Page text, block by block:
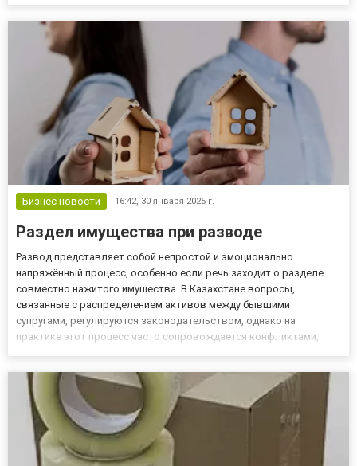
Бизнес новости 16:42, 30 января 2025 г.
Раздел имущества при разводе
Развод представляет собой непростой и эмоционально
напряжённый процесс, особенно если речь заходит о разделе
совместно нажитого имущества. В Казахстане вопросы,
связанные с распределением активов между бывшими
супругами, регулируются законодательством, однако на
практике этот процесс часто сопровождается конфликтами,
бракоразводного процесса. На сайте...